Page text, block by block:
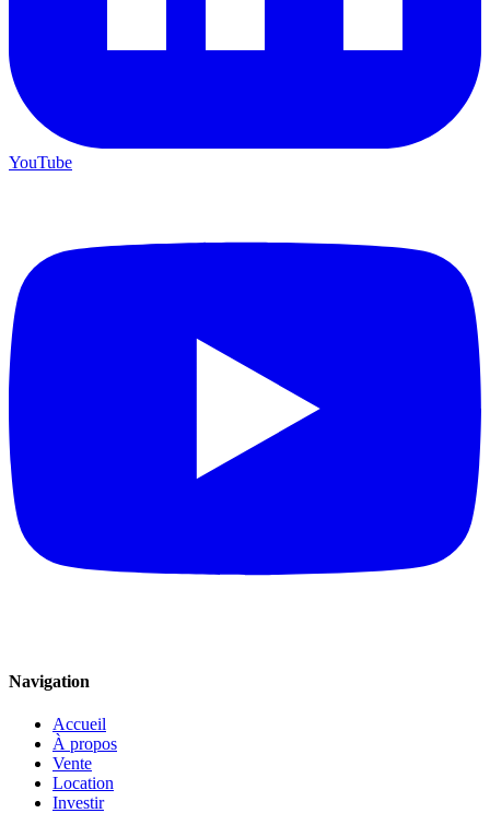
YouTube
Navigation
Accueil
À propos
Vente
Location
Investir